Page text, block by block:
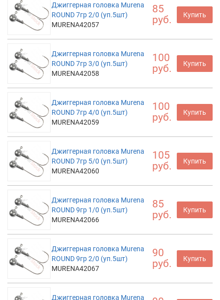
Джиггерная головка Murena
ROUND 7гр 2/0 (уп.5шт)
MURENA42057
85
руб.
Купить
Джиггерная головка Murena
ROUND 7гр 3/0 (уп.5шт)
MURENA42058
100
руб.
Купить
Джиггерная головка Murena
ROUND 7гр 4/0 (уп.5шт)
MURENA42059
100
руб.
Купить
Джиггерная головка Murena
ROUND 7гр 5/0 (уп.5шт)
MURENA42060
105
руб.
Купить
Джиггерная головка Murena
ROUND 9гр 1/0 (уп.5шт)
MURENA42066
85
руб.
Купить
Джиггерная головка Murena
ROUND 9гр 2/0 (уп.5шт)
MURENA42067
90
руб.
Купить
Джиггерная головка Murena